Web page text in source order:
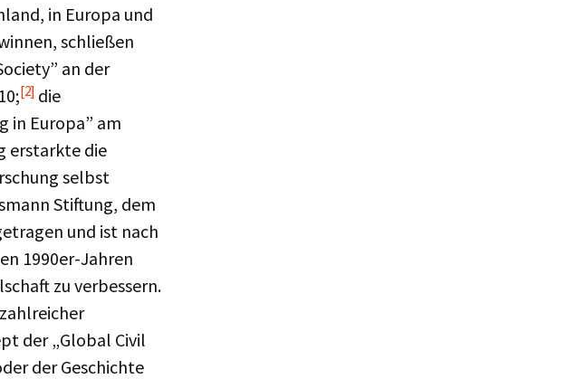
in Europa und
schließen
an der
[2] die
in Europa” am
erstarkte die
selbst
Stiftung, dem
und ist nach
1990er-Jahren
zu verbessern.
der „Global Civil
der Geschichte